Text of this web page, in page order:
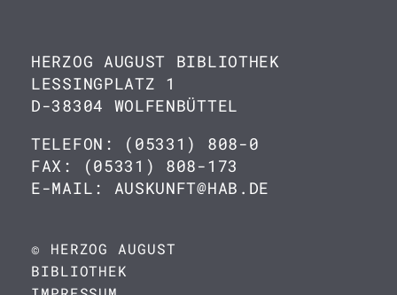
HERZOG AUGUST BIBLIOTHEK
LESSINGPLATZ 1
D-38304 WOLFENBÜTTEL
TELEFON: (05331) 808-0
FAX: (05331) 808-173
E-MAIL: AUSKUNFT@HAB.DE
© HERZOG AUGUST
BIBLIOTHEK